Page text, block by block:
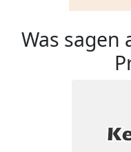
Was sagen